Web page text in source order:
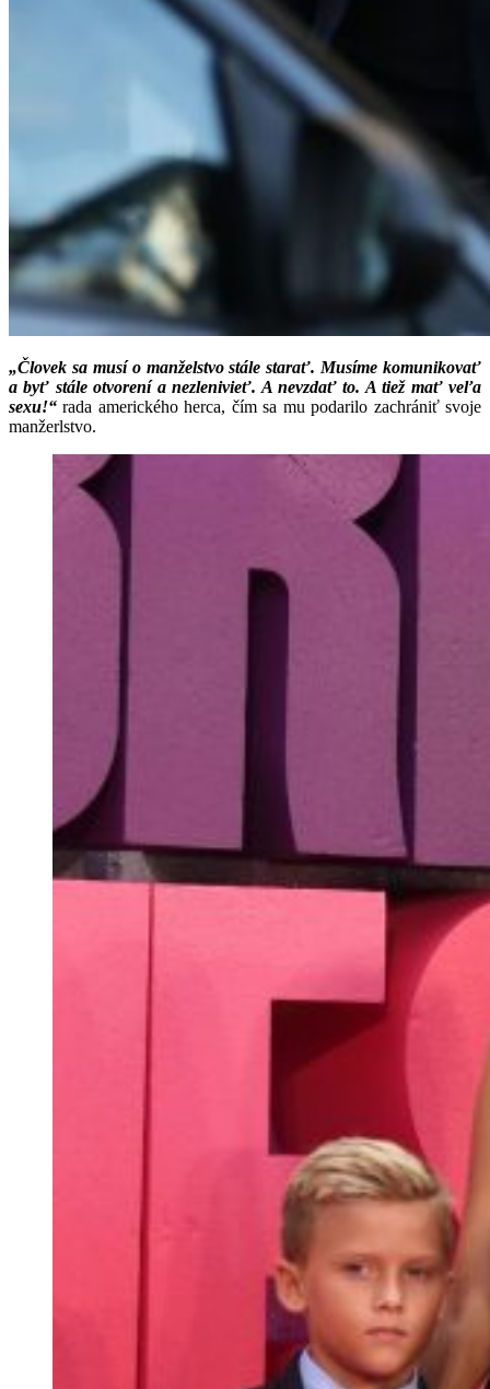
„Človek sa musí o manželstvo stále starať. Musíme komunikovať
a byť stále otvorení a nezlenivieť. A nevzdať to. A tiež mať veľa
sexu!“rada amerického herca, čím sa mu podarilo zachrániť svoje
manžerlstvo.